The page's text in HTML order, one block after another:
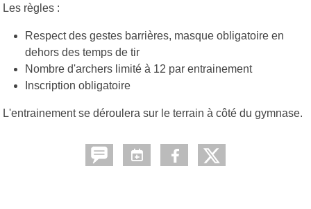
Les règles :
Respect des gestes barrières, masque obligatoire en
dehors des temps de tir
Nombre d'archers limité à 12 par entrainement
Inscription obligatoire
L'entrainement se déroulera sur le terrain à côté du gymnase.